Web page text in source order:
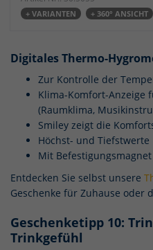
+ VARIANTEN + 360° ANSICHT
Digitales Thermo-
Zur Kontrolle der
Klima-Komfort-Anzeige
(Raumklima,
Smiley zeigt die
Höchst- und Tiefstwerte
Mit
Entdecken Sie selbst unsere
Geschenke für Zuhause oder
Geschenketipp 10:
Trinkgefühl
Cookie-
Marketing (3)
Marketing Cookies werden von
verwendet, um personalisierte
sie Besucher über Websites hinweg
Cookie-
Externe Medien (4)
Inhalte zu unseren Produkten zu
Zielgruppen zu bilden und für
Dazu werden anonymisierte Daten